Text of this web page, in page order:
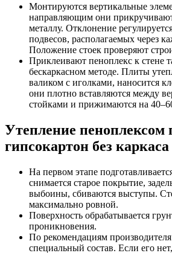
Монтируются вертикальные
направляющим они
металлу. Отклонение
подвесов, располагаемых через
Положение стоек проверяют
Приклеивают пеноплекс к стене
бескаркасном методе. Плиты
валиком с иголками, наносится
они плотно вставляются между
стойками и прижимаются на
Утепление пеноплексом
гипсокартон без каркаса
На первом этапе
снимается старое покрытие,
выбоины, сбиваются выступы.
максимально ровной.
Поверхность обрабатывается
проникновения.
По рекомендациям производителя
специальный состав. Если его